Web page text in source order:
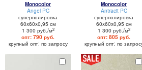
Monocolor
Angel PC
суперполировка
60x60x0,95 см
1 300 руб./м2
опт: 790 руб.
крупный опт: по запросу
Monocolor
Antracit PC
суперполировка
60x60x0,95 см
1 300 руб./м2
опт: 805 руб.
крупный опт: по